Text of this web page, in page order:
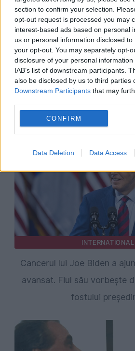
section to confirm your selection.
opt-out request is processed you may
interest-based ads based on personal
us or personal information disclosed
your opt-out. You may separately opt-
disclosure of your personal
IAB’s list of downstream participants.
also be disclosed by us to third parties
Downstream Participants that may
CONFIRM
Data Deletion Data Access
Recomandările
INTERNATIONAL
Cancerul lui Joe Biden a
avansat. Fiul său vorbește
fostului